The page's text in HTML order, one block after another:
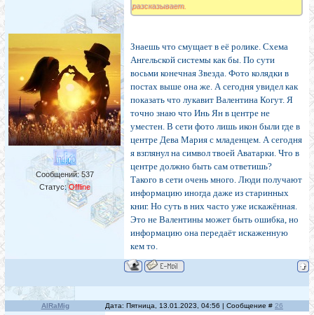
Сообщений:537
Статус:Offline
разсказывает.
Знаешь что смущает в её ролике. Схема
Ангельской системы как бы. По сути
восьми конечная Звезда. Фото колядки в
постах выше она же. А сегодня увидел как
показать что лукавит Валентина Когут. Я
точно знаю что Инь Ян в центре не
уместен. В сети фото лишь икон были где в
центре Дева Мария с младенцем. А сегодня
я взглянул на символ твоей Аватарки. Что в
центре должно быть сам ответишь?
Такого в сети очень много. Люди получают
информацию иногда даже из старинных
книг. Но суть в них часто уже искажённая.
Это не Валентины может быть ошибка, но
информацию она передаёт искаженную
кем то.
AlRaMig Дата: Пятница, 13.01.2023, 04:56 | Сообщение # 26